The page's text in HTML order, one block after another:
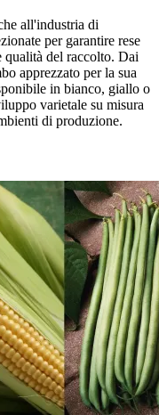
all'industria di
per garantire rese
qualità del raccolto. Dai
apprezzato per la sua
in bianco, giallo o
varietale su misura
di produzione.